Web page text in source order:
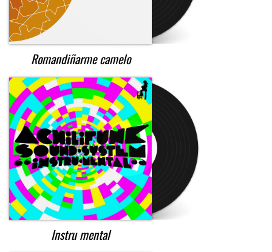
Romandiñarme camelo
Instru mental